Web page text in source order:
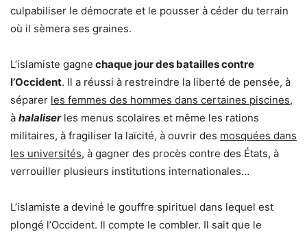
culpabiliser le démocrate et le pousser à céder du terrain
où il sèmera ses graines.
L’islamiste gagne chaque jour des batailles contre
l’Occident. Il a réussi à restreindre la liberté de pensée, à
séparer les femmes des hommes dans certaines piscines,
à halaliserles menus scolaires et même les rations
militaires, à fragiliser la laïcité, à ouvrir des mosquées dans
les universités, à gagner des procès contre des États, à
verrouiller plusieurs institutions internationales…
L’islamiste a deviné le gouffre spirituel dans lequel est
plongé l’Occident. Il compte le combler. Il sait que le